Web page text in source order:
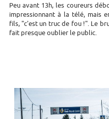
Peu avant 13h, les coureurs
impressionnant à la télé, mais
fils, "c'est un truc de fou !". Le
fait presque oublier le public.